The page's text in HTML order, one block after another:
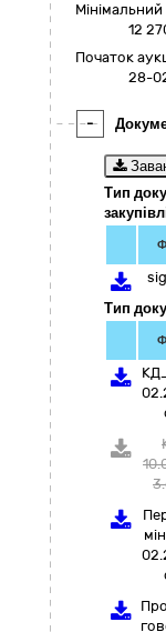
12
Початок
28-
-
Тип
Тип